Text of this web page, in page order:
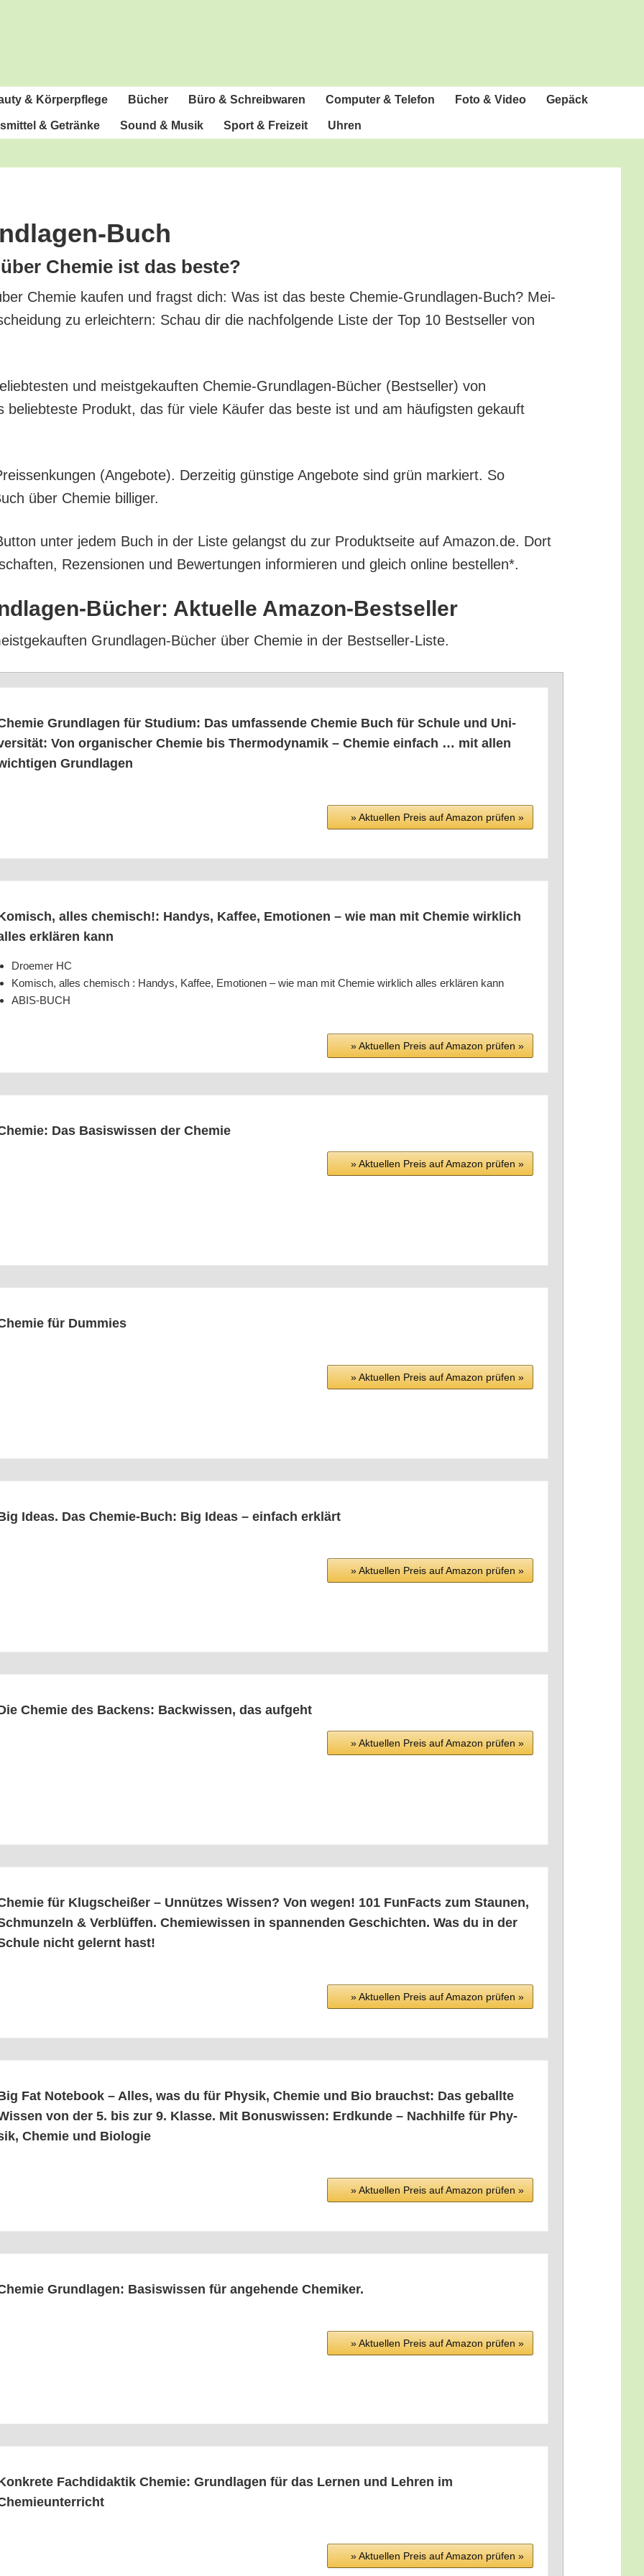
& Körperpflege Bücher Büro & Schreibwaren Com­pu­ter & Telefon Foto & Video Gepäck
& Getränke Sound & Musik Sport & Freizeit Uhren
Buch
Che­mie ist das beste?
Che­mie kau­fen und fragst dich: Was ist das bes­te Che­mie-Grund­la­gen-Buch? Mei­
zu erleich­tern: Schau dir die nach­fol­gen­de Lis­te der Top 10 Best­sel­ler von
und meist­ge­kauf­ten Che­mie-Grund­la­gen-Bücher (Best­sel­ler) von
Pro­dukt, das für vie­le Käu­fer das bes­te ist und am häu­figs­ten gekauft
(Ange­bo­te). Der­zei­tig güns­ti­ge Ange­bo­te sind grün mar­kiert. So
über Che­mie billiger.
unter jedem Buch in der Lis­te gelangst du zur Pro­dukt­sei­te auf Amazon.de. Dort
Rezen­sio­nen und Bewer­tun­gen infor­mie­ren und gleich online bestellen*.
Bücher: Aktu­el­le Amazon-Bestseller
Grund­la­gen-Bücher über Che­mie in der Bestseller-Liste.
Grund­la­gen für Stu­di­um: Das umfas­sen­de Che­mie Buch für Schu­le und Uni­
Von orga­ni­scher Che­mie bis Ther­mo­dy­na­mik – Che­mie ein­fach … mit allen
Grundlagen
» Aktu­el­len Preis auf Ama­zon prü­fen »
alles che­misch!: Han­dys, Kaf­fee, Emo­tio­nen – wie man mit Che­mie wirk­lich
erklä­ren kann
Droe­mer HC
Komisch, alles che­misch : Han­dys, Kaf­fee, Emo­tio­nen – wie man mit Che­mie wirk­lich alles erklä­ren kann
ABIS-BUCH
» Aktu­el­len Preis auf Ama­zon prü­fen »
Das Basis­wis­sen der Chemie
» Aktu­el­len Preis auf Ama­zon prü­fen »
für Dummies
» Aktu­el­len Preis auf Ama­zon prü­fen »
Ide­as. Das Che­mie-Buch: Big Ide­as – ein­fach erklärt
» Aktu­el­len Preis auf Ama­zon prü­fen »
Che­mie des Backens: Back­wis­sen, das aufgeht
» Aktu­el­len Preis auf Ama­zon prü­fen »
für Klug­schei­ßer – Unnüt­zes Wis­sen? Von wegen! 101 Fun­Facts zum Stau­nen,
& Ver­blüf­fen. Che­mie­wis­sen in span­nen­den Geschich­ten. Was du in der
nicht gelernt hast!
» Aktu­el­len Preis auf Ama­zon prü­fen »
Fat Note­book – Alles, was du für Phy­sik, Che­mie und Bio brauchst: Das geball­te
von der 5. bis zur 9. Klas­se. Mit Bonus­wis­sen: Erd­kun­de – Nach­hil­fe für Phy­
Che­mie und Biologie
» Aktu­el­len Preis auf Ama­zon prü­fen »
Grund­la­gen: Basis­wis­sen für ange­hen­de Chemiker.
» Aktu­el­len Preis auf Ama­zon prü­fen »
Fach­di­dak­tik Che­mie: Grund­la­gen für das Ler­nen und Leh­ren im
» Aktu­el­len Preis auf Ama­zon prü­fen »